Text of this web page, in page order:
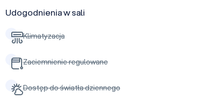
Udogodnienia w sali
Klimatyzacja
Zaciemnienie regulowane
Dostęp do światła dziennego